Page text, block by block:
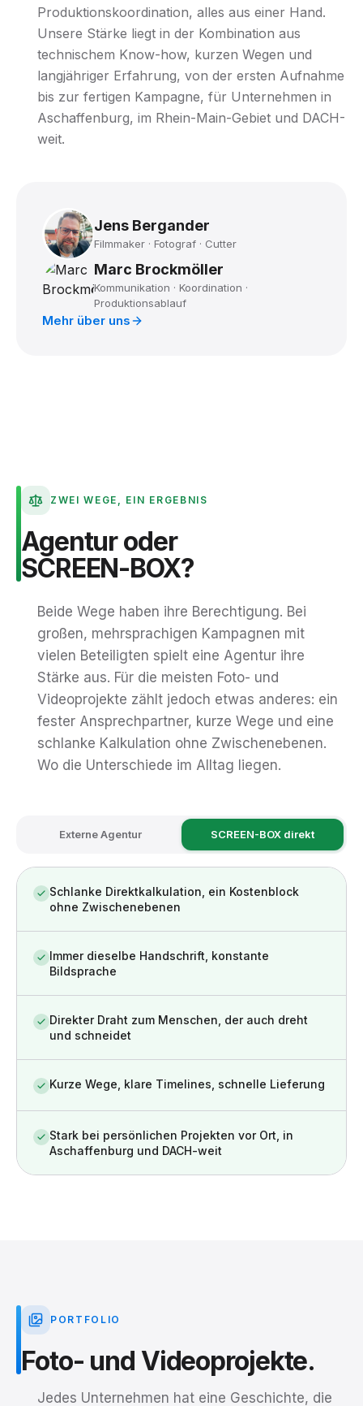
Produktionskoordination, alles aus einer Hand.
Unsere Stärke liegt in der Kombination aus
technischem Know-how, kurzen Wegen und
langjähriger Erfahrung, von der ersten Aufnahme
bis zur fertigen Kampagne, für Unternehmen in
Aschaffenburg, im Rhein-Main-Gebiet und DACH-
weit.
Jens Bergander
Filmmaker · Fotograf · Cutter
Marc Brockmöller
Kommunikation · Koordination ·
Produktionsablauf
Mehr über uns
ZWEI WEGE, EIN ERGEBNIS
Agentur oder
SCREEN-BOX?
Beide Wege haben ihre Berechtigung. Bei
großen, mehrsprachigen Kampagnen mit
vielen Beteiligten spielt eine Agentur ihre
Stärke aus. Für die meisten Foto- und
Videoprojekte zählt jedoch etwas anderes: ein
fester Ansprechpartner, kurze Wege und eine
schlanke Kalkulation ohne Zwischenebenen.
Wo die Unterschiede im Alltag liegen.
Externe Agentur SCREEN-BOX direkt
Schlanke Direktkalkulation, ein Kostenblock
ohne Zwischenebenen
Immer dieselbe Handschrift, konstante
Bildsprache
Direkter Draht zum Menschen, der auch dreht
und schneidet
Kurze Wege, klare Timelines, schnelle Lieferung
Stark bei persönlichen Projekten vor Ort, in
Aschaffenburg und DACH-weit
PORTFOLIO
Foto- und Videoprojekte.
Jedes Unternehmen hat eine Geschichte, die